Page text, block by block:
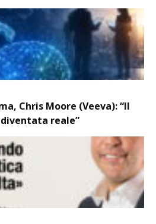
Chris Moore (Veeva): “Il
diventata reale”